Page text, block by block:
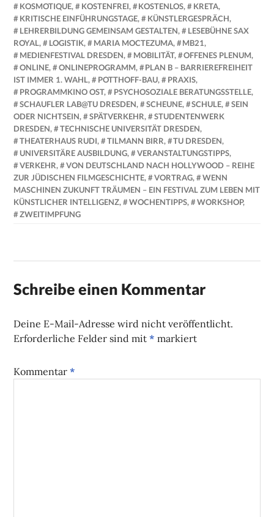
KOSMOTIQUE, KOSTENFREI, KOSTENLOS, KRETA,
KRITISCHE EINFÜHRUNGSTAGE, KÜNSTLERGESPRÄCH,
LEHRERBILDUNG GEMEINSAM GESTALTEN,
LESEBÜHNE SAX
ROYAL, LOGISTIK, MARIA MOCTEZUMA, MB21,
MEDIENFESTIVAL DRESDEN, MOBILITÄT, OFFENES PLENUM,
ONLINE, ONLINEPROGRAMM,
PLAN B – BARRIEREFREIHEIT
IST IMMER 1. WAHL, POTTHOFF-BAU, PRAXIS,
PROGRAMMKINO OST, PSYCHOSOZIALE BERATUNGSSTELLE,
SCHAUFLER LAB@TU DRESDEN, SCHEUNE, SCHULE,
SEIN
ODER NICHTSEIN, SPÄTVERKEHR,
STUDENTENWERK
DRESDEN, TECHNISCHE UNIVERSITÄT DRESDEN,
THEATERHAUS RUDI, TILMANN BIRR, TU DRESDEN,
UNIVERSITÄRE AUSBILDUNG, VERANSTALTUNGSTIPPS,
VERKEHR,
VON DEUTSCHLAND NACH HOLLYWOOD – REIHE
ZUR JÜDISCHEN FILMGESCHICHTE, VORTRAG,
WENN
MASCHINEN ZUKUNFT TRÄUMEN – EIN FESTIVAL ZUM LEBEN MIT
KÜNSTLICHER INTELLIGENZ, WOCHENTIPPS, WORKSHOP,
ZWEITIMPFUNG
Schreibe einen Kommentar
Deine E-Mail-Adresse wird nicht veröffentlicht.
Erforderliche Felder sind mit* markiert
Kommentar*